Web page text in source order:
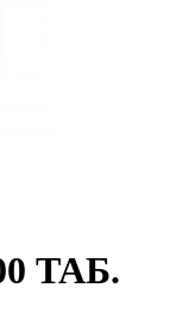
ТАБ.